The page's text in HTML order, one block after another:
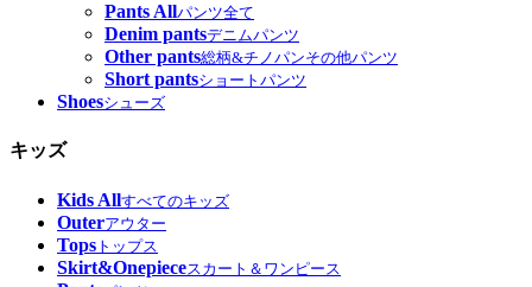
Pants Allパンツ全て
Denim pantsデニムパンツ
Other pants総柄&チノパンその他パンツ
Short pantsショートパンツ
Shoesシューズ
キッズ
Kids Allすべてのキッズ
Outerアウター
Tops トップス
Skirt&Onepieceスカート＆ワンピース